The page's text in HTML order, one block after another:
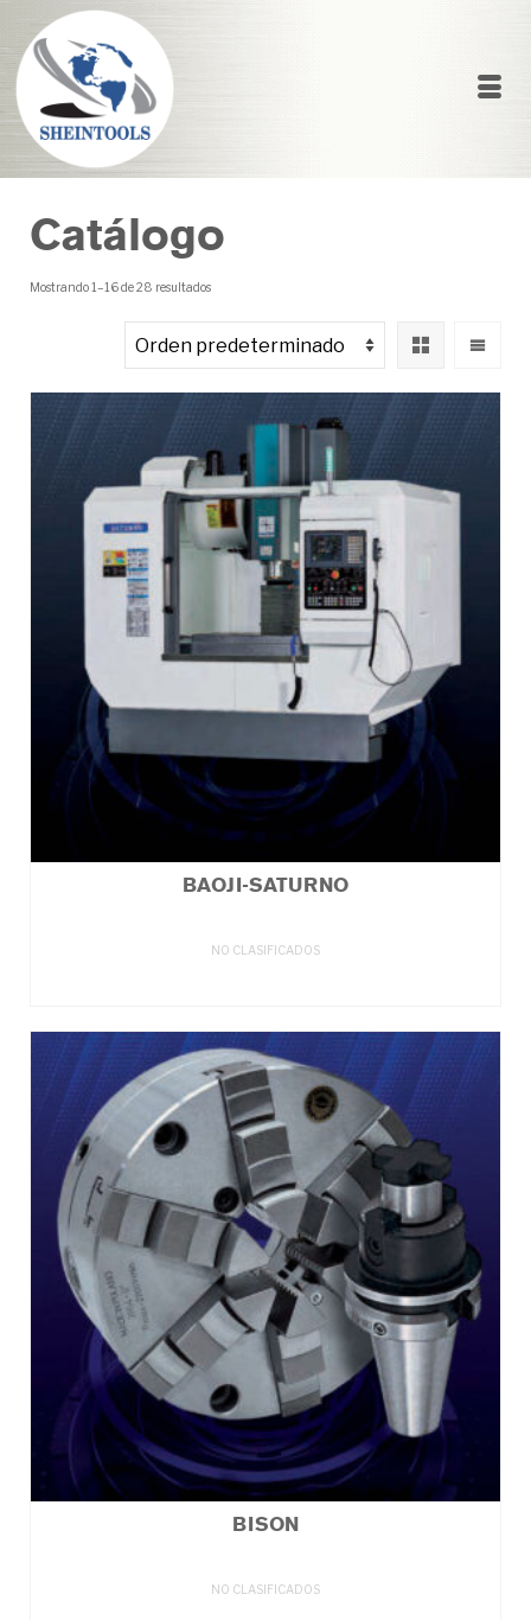
Catálogo
Mostrando 1–16 de 28 resultados
BAOJI-SATURNO
NO CLASIFICADOS
BISON
NO CLASIFICADOS